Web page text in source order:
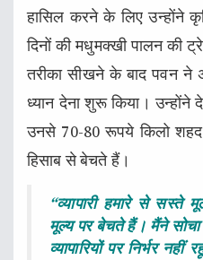
हासिल करने के लिए उन्होंने
दिनों की मधुमक्खी पालन की
तरीका सीखने के बाद पवन ने
ध्यान देना शुरू किया। उन्होंने
उनसे 70-80 रूपये किलो
हिसाब से बेचते हैं।
“व्यापारी हमारे से सस्ते
मूल्य पर बेचते हैं। मैंने
व्यापारियों पर निर्भर